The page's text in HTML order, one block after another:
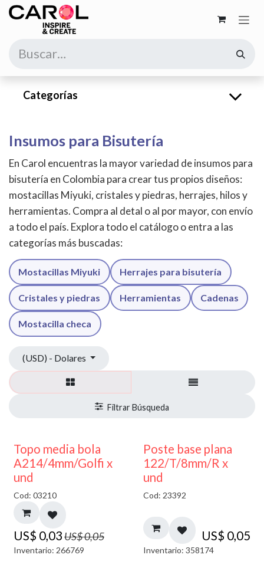
Ir al contenido
Categorías
Insumos para Bisutería
En Carol encuentras la mayor variedad de insumos para
bisutería en Colombia para crear tus propios diseños:
mostacillas Miyuki, cristales y piedras, herrajes, hilos y
herramientas. Compra al detal o al por mayor, con envío
a todo el país. Explora todo el catálogo o entra a las
categorías más buscadas:
Mostacillas Miyuki Herrajes para bisutería
Cristales y piedras Herramientas Cadenas
Mostacilla checa
(USD) - Dolares
40% DESCUENTO
Topo media bola
A214/4mm/Golfi x
und
Cod: 03210
US$ 0,03US$0,05
Inventario: 266769
Poste base plana
122/T/8mm/R x
und
Cod: 23392
US$ 0,05
Inventario: 358174